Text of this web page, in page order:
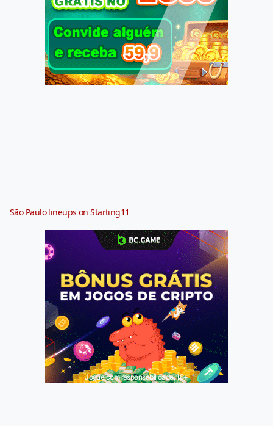
São Paulo lineups on Starting11
Jogue com responsabilidade. 18+